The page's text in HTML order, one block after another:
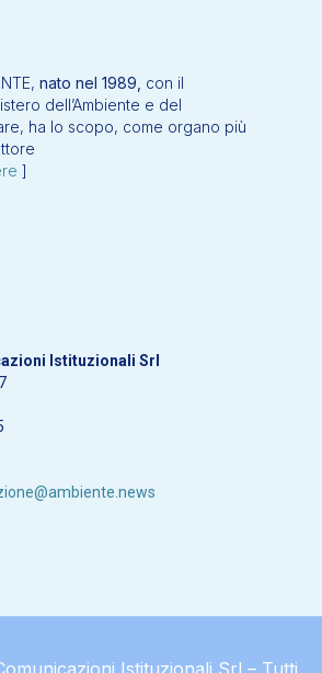
nato nel 1989, con il
dell’Ambiente e del
ha lo scopo, come organo più
]
Istituzionali Srl